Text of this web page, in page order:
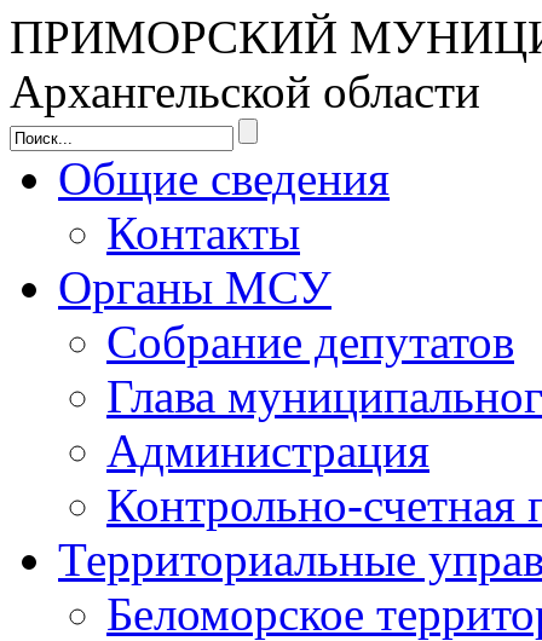
ПРИМОРСКИЙ
Архангельской области
Общие сведения
Контакты
Органы МСУ
Собрание депутатов
Глава
Администрация
Контрольно-счетная
Территориальные
Беломорское